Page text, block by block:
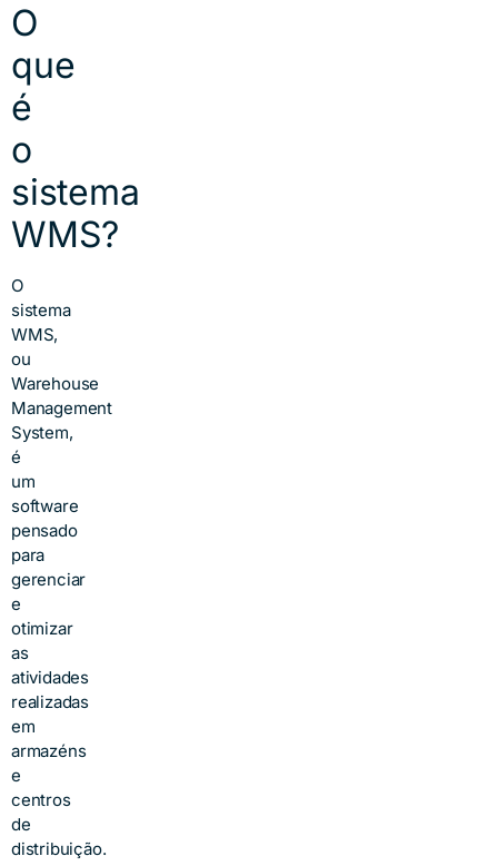
O
que
é
o
sistema
WMS?
O
sistema
WMS,
ou
Warehouse
Management
System,
é
um
software
pensado
para
gerenciar
e
otimizar
as
atividades
realizadas
em
armazéns
e
centros
de
distribuição.